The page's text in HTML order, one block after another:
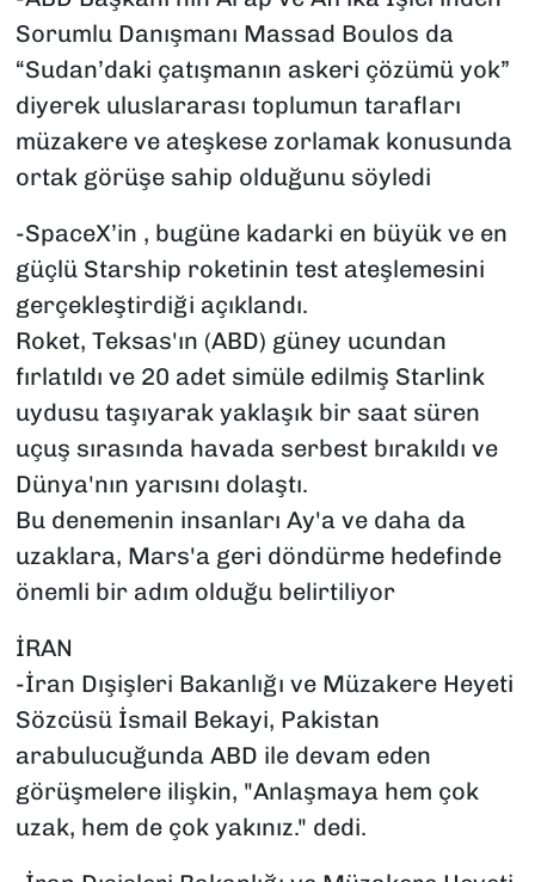
Sorumlu Danışmanı Massad Boulos da
“Sudan’daki çatışmanın askeri çözümü yok”
diyerek uluslararası toplumun tarafları
müzakere ve ateşkese zorlamak konusunda
ortak görüşe sahip olduğunu söyledi
-SpaceX’in , bugüne kadarki en büyük ve en
güçlü Starship roketinin test ateşlemesini
gerçekleştirdiği açıklandı.
Roket, Teksas'ın (ABD) güney ucundan
fırlatıldı ve 20 adet simüle edilmiş Starlink
uydusu taşıyarak yaklaşık bir saat süren
uçuş sırasında havada serbest bırakıldı ve
Dünya'nın yarısını dolaştı.
Bu denemenin insanları Ay'a ve daha da
uzaklara, Mars'a geri döndürme hedefinde
önemli bir adım olduğu belirtiliyor
İRAN
-İran Dışişleri Bakanlığı ve Müzakere Heyeti
Sözcüsü İsmail Bekayi, Pakistan
arabulucuğunda ABD ile devam eden
görüşmelere ilişkin, "Anlaşmaya hem çok
uzak, hem de çok yakınız." dedi.